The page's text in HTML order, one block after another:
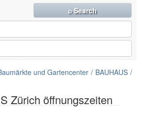
Zürich öffnungszeiten
⌕ Search
und Gartencenter
BAUHAUS